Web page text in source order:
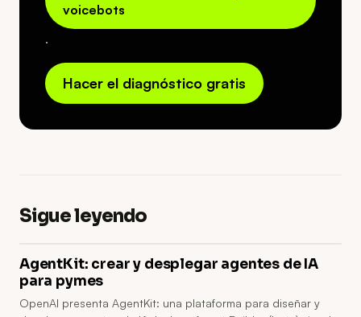
voicebots
.
Hacer el diagnóstico gratis
Sigue leyendo
AgentKit: crear y desplegar agentes de IA
para pymes
OpenAI presenta AgentKit: una plataforma para diseñar y